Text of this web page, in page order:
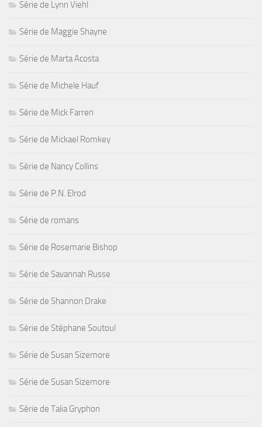
Série de Lynn Viehl
Série de Maggie Shayne
Série de Marta Acosta
Série de Michele Hauf
Série de Mick Farren
Série de Mickael Romkey
Série de Nancy Collins
Série de P.N. Elrod
Série de romans
Série de Rosemarie Bishop
Série de Savannah Russe
Série de Shannon Drake
Série de Stéphane Soutoul
Série de Susan Sizemore
Série de Susan Sizemore
Série de Talia Gryphon